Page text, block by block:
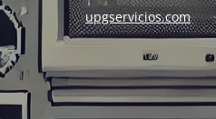
upgservicios.com